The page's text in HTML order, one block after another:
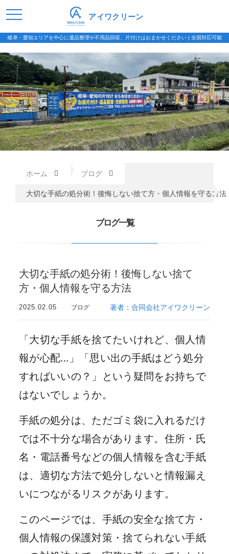
岐阜・愛知エリアを中心に遺品整理や不用品回収、片付けはおまかせください | 全国対応可能
アイワクリーン
ホーム ブログ
大切な手紙の処分術！後悔しない捨て方・個人情報を守る方法
ブログ一覧
大切な手紙の処分術！後悔しない捨て
方・個人情報を守る方法
2025.02.05 ブログ 著者：合同会社アイワクリーン
「大切な手紙を捨てたいけれど、個人情
報が心配…」「思い出の手紙はどう処分
すればいいの？」という疑問をお持ちで
はないでしょうか。
手紙の処分は、ただゴミ袋に入れるだけ
では不十分な場合があります。住所・氏
名・電話番号などの個人情報を含む手紙
は、適切な方法で処分しないと情報漏え
いにつながるリスクがあります。
このページでは、手紙の安全な捨て方・
個人情報の保護対策・捨てられない手紙